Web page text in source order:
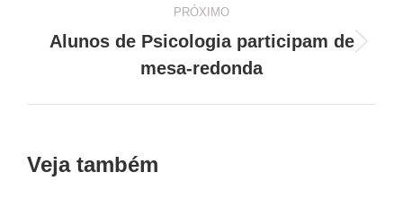
PRÓXIMO
Próximo
post:
Alunos de Psicologia participam de
mesa-redonda
Veja também